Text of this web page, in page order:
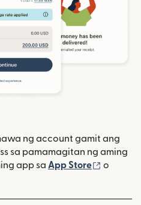
ng account gamit ang
sa pamamagitan ng aming
sa bagong window)
app sa App Store
o